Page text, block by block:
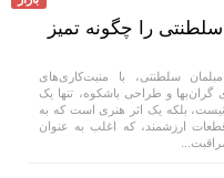
را چگونه تمیز
سلطنتی، با منبت‌کاری‌های
گران‌بها و طراحی باشکوه، تنها یک
بلکه یک اثر هنری است که به
ارزشمند، که اغلب به عنوان